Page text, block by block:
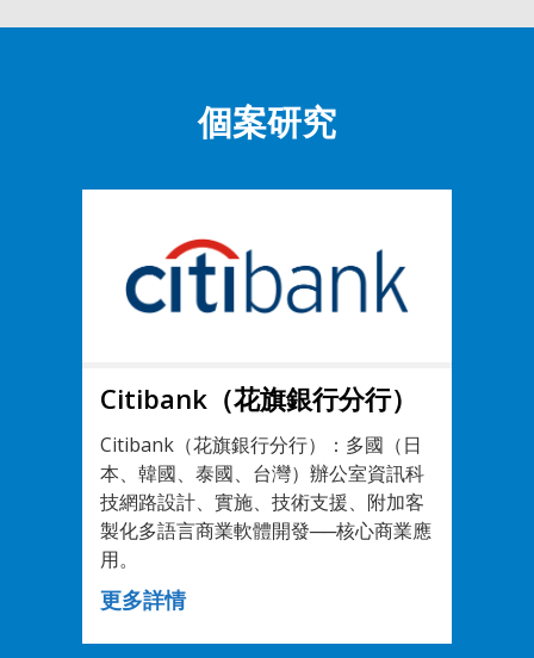
個案研究
Citibank（花旗銀行分行）
Citibank（花旗銀行分行）：多國（日
本、韓國、泰國、台灣）辦公室資訊科
技網路設計、實施、技術支援、附加客
製化多語言商業軟體開發──核心商業應
用。
更多詳情